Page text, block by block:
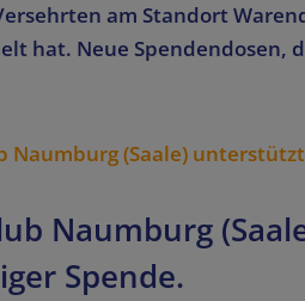
am Standort
hat. Neue Spendendosen,
Naumburg
Spende.